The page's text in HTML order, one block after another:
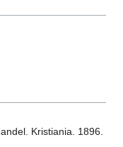
Kristiania. 1896.